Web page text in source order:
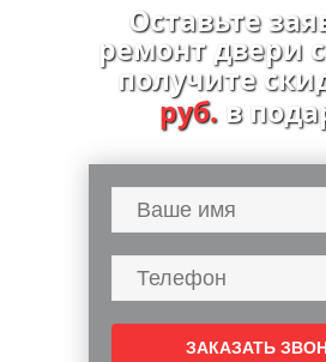
Оставьте
ремонт двери
получите
руб.в